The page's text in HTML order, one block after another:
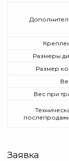
Размеры
Размер
Вес при
Заявка